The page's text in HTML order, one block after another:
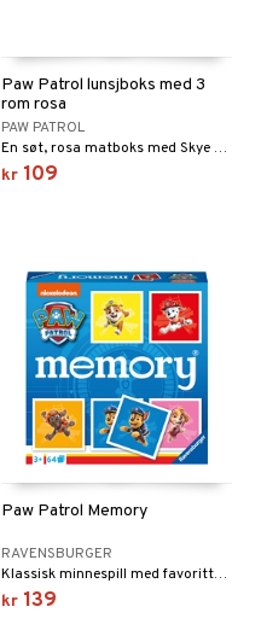
Paw Patrol lunsjboks med 3
rom rosa
PAW PATROL
En søt, rosa matboks med Skye og Everest fra Paw Patrol!
kr 109
Paw Patrol Memory
RAVENSBURGER
Klassisk minnespill med favoritter fra Paw Patrol
kr 139